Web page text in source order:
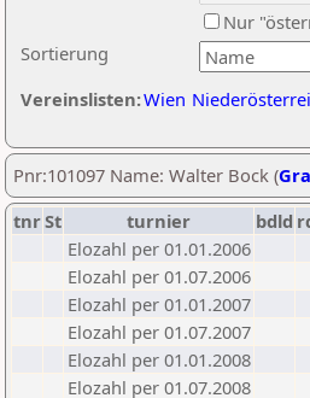
Sortierung
Nur
Vereinslisten:Wien
Pnr:101097 Name: Walter Bock (
tnrSt turnier bdld
Elozahl per 01.01.2006
Elozahl per 01.07.2006
Elozahl per 01.01.2007
Elozahl per 01.07.2007
Elozahl per 01.01.2008
Elozahl per 01.07.2008